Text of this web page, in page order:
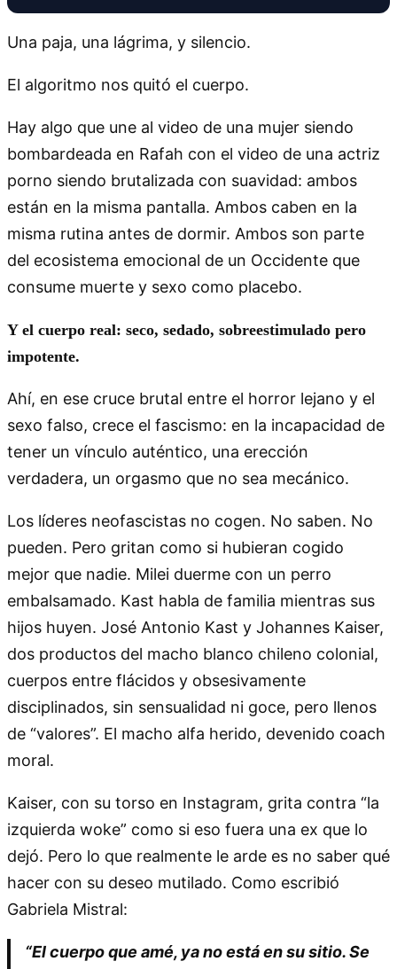
Una paja, una lágrima, y silencio.
El algoritmo nos quitó el cuerpo.
Hay algo que une al video de una mujer siendo
bombardeada en Rafah con el video de una actriz
porno siendo brutalizada con suavidad: ambos
están en la misma pantalla. Ambos caben en la
misma rutina antes de dormir. Ambos son parte
del ecosistema emocional de un Occidente que
consume muerte y sexo como placebo.
Y el cuerpo real: seco, sedado, sobreestimulado pero
impotente.
Ahí, en ese cruce brutal entre el horror lejano y el
sexo falso, crece el fascismo: en la incapacidad de
tener un vínculo auténtico, una erección
verdadera, un orgasmo que no sea mecánico.
Los líderes neofascistas no cogen. No saben. No
pueden. Pero gritan como si hubieran cogido
mejor que nadie. Milei duerme con un perro
embalsamado. Kast habla de familia mientras sus
hijos huyen. José Antonio Kast y Johannes Kaiser,
dos productos del macho blanco chileno colonial,
cuerpos entre flácidos y obsesivamente
disciplinados, sin sensualidad ni goce, pero llenos
de “valores”. El macho alfa herido, devenido coach
moral.
Kaiser, con su torso en Instagram, grita contra “la
izquierda woke” como si eso fuera una ex que lo
dejó. Pero lo que realmente le arde es no saber qué
hacer con su deseo mutilado. Como escribió
Gabriela Mistral:
“El cuerpo que amé, ya no está en su sitio. Se